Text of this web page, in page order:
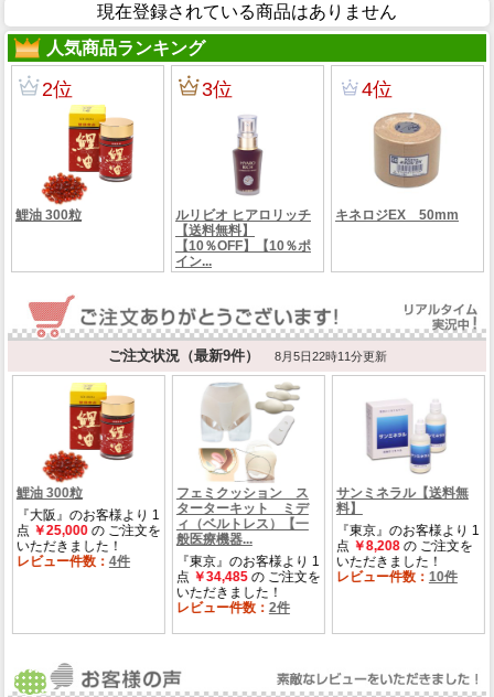
現在登録されている商品はありません
人気商品ランキング